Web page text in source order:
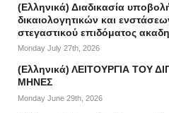
(Ελληνικά) Διαδικασία
δικαιολογητικών και
στεγαστικού επιδόματος
Monday July 27th, 2026
(Ελληνικά) ΛΕΙΤΟΥΡΓΙΑ ΤΟΥ
ΜΗΝΕΣ
Monday June 29th, 2026